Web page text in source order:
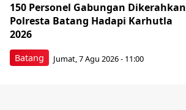
Batang
150 Personel Gabungan Dikerahkan
Polresta Batang Hadapi Karhutla
2026
Jumat, 7 Agu 2026 - 11:00